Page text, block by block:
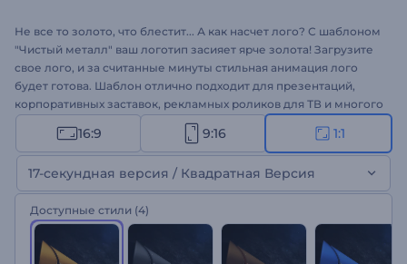
Не все то золото, что блестит... А как насчет лого? С шаблоном
"Чистый металл" ваш логотип засияет ярче золота! Загрузите
свое лого, и за считанные минуты стильная анимация лого
будет готова. Шаблон отлично подходит для презентаций,
корпоративных заставок, рекламных роликов для ТВ и многого
другого. Вы не только продемонстрируете свою компанию
наилучшим образом, но и выделитесь среди конкурентов.
Создайте свою анимацию логотипа!
16:9 9:16 1:1
17-секундная версия / Квадратная Версия
Доступные стили (4)